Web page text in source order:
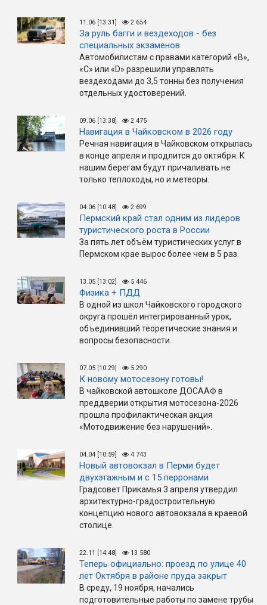
11.06 [13:31] 2 654
За руль багги и вездеходов - без
специальных экзаменов
Автомобилистам с правами категорий «B»,
«C» или «D» разрешили управлять
вездеходами до 3,5 тонны без получения
отдельных удостоверений.
09.06 [13:38] 2 475
Навигация в Чайковском в 2026 году
Речная навигация в Чайковском открылась
в конце апреля и продлится до октября. К
нашим берегам будут причаливать не
только теплоходы, но и метеоры.
04.06 [10:48] 2 699
Пермский край стал одним из лидеров
туристического роста в России
За пять лет объём туристических услуг в
Пермском крае вырос более чем в 5 раз.
13.05 [13:02] 5 446
Физика + ПДД
В одной из школ Чайковского городского
округа прошёл интегрированный урок,
объединивший теоретические знания и
вопросы безопасности.
07.05 [10:29] 5 290
К новому мотосезону готовы!
В чайковской автошколе ДОСААФ в
преддверии открытия мотосезона-2026
прошла профилактическая акция
«Мотодвижение без нарушений».
04.04 [10:59] 4 743
Новый автовокзал в Перми будет
двухэтажным и с 15 перронами
Градсовет Прикамья 3 апреля утвердил
архитектурно-градостроительную
концепцию нового автовокзала в краевой
столице.
22.11 [14:48] 13 580
Теперь официально: проезд по улице 40
лет Октября в районе пруда закрыт
В среду, 19 ноября, начались
подготовительные работы по замене трубы